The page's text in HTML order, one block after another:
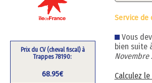
Prix du CV (cheval fiscal) à
Trappes 78190:
68.95€
Service de
Vous
bien suite
Novembre
Calculez